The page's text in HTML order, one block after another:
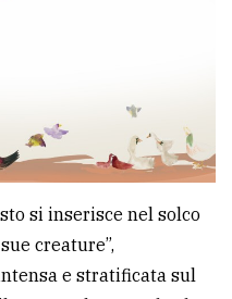
si inserisce nel solco
creature”,
e stratificata sul